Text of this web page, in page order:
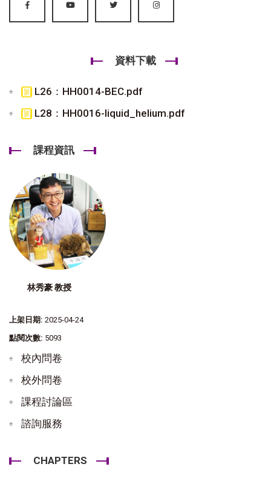
資料下載
L26：HH0014-BEC.pdf
L28：HH0016-liquid_helium.pdf
課程資訊
林秀豪 教授
上架日期: 2025-04-24
點閱次數: 5093
校內問卷
校外問卷
課程討論區
諮詢服務
CHAPTERS